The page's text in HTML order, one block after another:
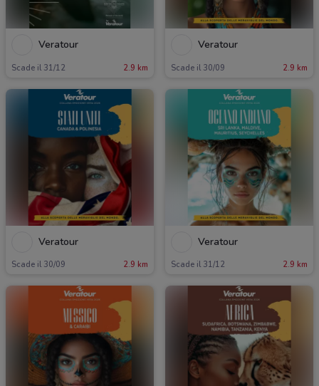
Veratour
Scade il 31/12 2.9 km
Veratour
Scade il 30/09 2.9 km
Veratour
Scade il 30/09 2.9 km
Veratour
Scade il 31/12 2.9 km